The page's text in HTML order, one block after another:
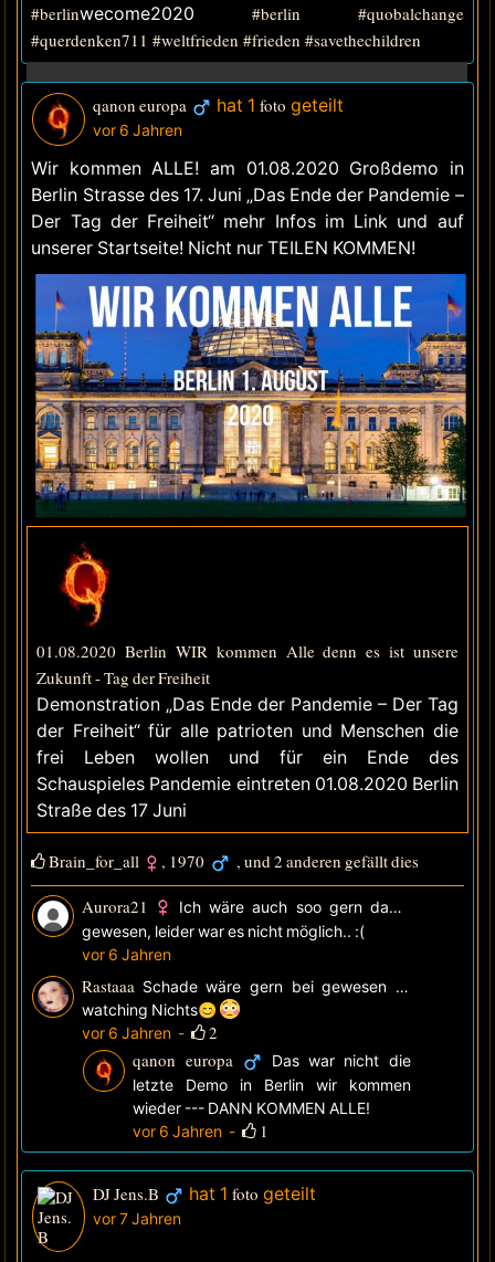
#berlinwecome2020 #berlin
#quobalchange
#querdenken711 #weltfrieden #frieden #savethechildren
qanon europa hat 1foto geteilt
vor 6 Jahren
Wir kommen ALLE! am 01.08.2020 Großdemo in
Berlin Strasse des 17. Juni „Das Ende der Pandemie –
Der Tag der Freiheit“ mehr Infos im Link und auf
unserer Startseite! Nicht nur TEILEN KOMMEN!
01.08.2020 Berlin WIR kommen Alle denn es ist unsere
Zukunft - Tag der Freiheit
Demonstration „Das Ende der Pandemie – Der Tag
der Freiheit“ für alle patrioten und Menschen die
frei Leben wollen und für ein Ende des
Schauspieles Pandemie eintreten 01.08.2020 Berlin
Straße des 17 Juni
Brain_for_all , 1970 , und 2 anderen gefällt dies
Aurora21
Ich wäre auch soo gern dabei
gewesen, leider war es nicht möglich.. :(
vor 6 Jahren
Rastaaa Schade wäre gern bei gewesen —
watching Nichts😊
vor 6 Jahren -
2
qanon europa
Das war nicht die
letzte Demo in Berlin wir kommen
wieder --- DANN KOMMEN ALLE!
vor 6 Jahren - 1
DJ Jens.B hat 1foto geteilt
vor 7 Jahren